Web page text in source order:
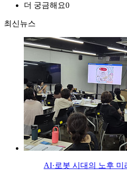
더 궁금해요0
최신뉴스
AI·로봇 시대의 노후